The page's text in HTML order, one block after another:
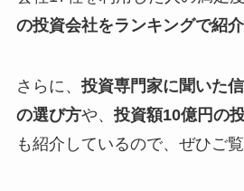
の投資会社をランキングで紹介
さらに、 投資専門家に聞いた
の選び方や、 投資額10億円の
も紹介しているので、ぜひご覧